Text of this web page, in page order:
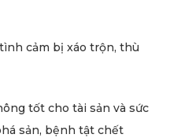
cảm bị xáo trộn, thù
tốt cho tài sản và sức
sản, bệnh tật chết